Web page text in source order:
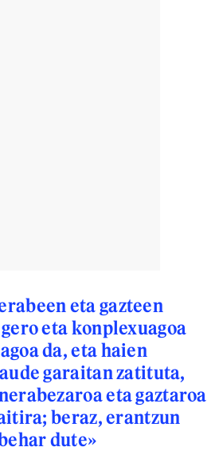
eta gazteen
eta konplexuagoa
da, eta haien
garaitan zatituta,
eta gaztaroa
beraz, erantzun
dute»